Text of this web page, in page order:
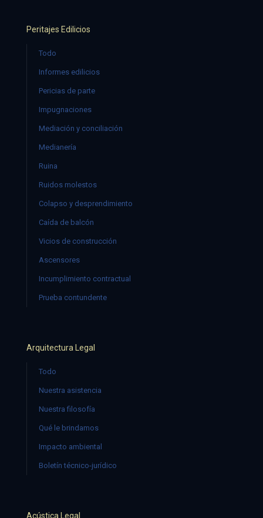
Peritajes Edilicios
Todo
Informes edilicios
Pericias de parte
Impugnaciones
Mediación y conciliación
Medianería
Ruina
Ruidos molestos
Colapso y desprendimiento
Caída de balcón
Vicios de construcción
Ascensores
Incumplimiento contractual
Prueba contundente
Arquitectura Legal
Todo
Nuestra asistencia
Nuestra filosofía
Qué le brindamos
Impacto ambiental
Boletín técnico-jurídico
Acústica Legal